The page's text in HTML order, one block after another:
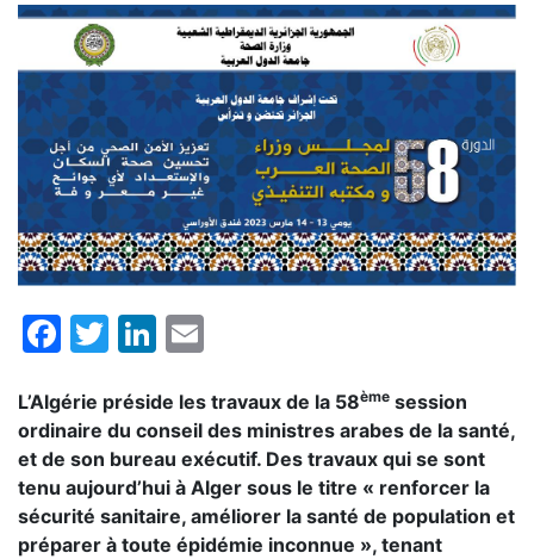
Facebook
TwitterLinkedIn
L’Algérie préside les travaux de la 58ème session
ordinaire du conseil des ministres arabes de la santé,
et de son bureau exécutif. Des travaux qui se sont
tenu aujourd’hui à Alger sous le titre « renforcer la
sécurité sanitaire, améliorer la santé de population et
préparer à toute épidémie inconnue », tenant